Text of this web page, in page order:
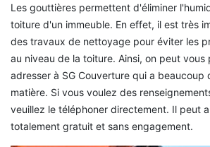
Les gouttières permettent d'éliminer
toiture d'un immeuble. En effet, il est très
des travaux de nettoyage pour éviter les
au niveau de la toiture. Ainsi, on peut vous
adresser à SG Couverture qui a beaucoup
matière. Si vous voulez des
veuillez le téléphoner directement. Il peut
totalement gratuit et sans engagement.